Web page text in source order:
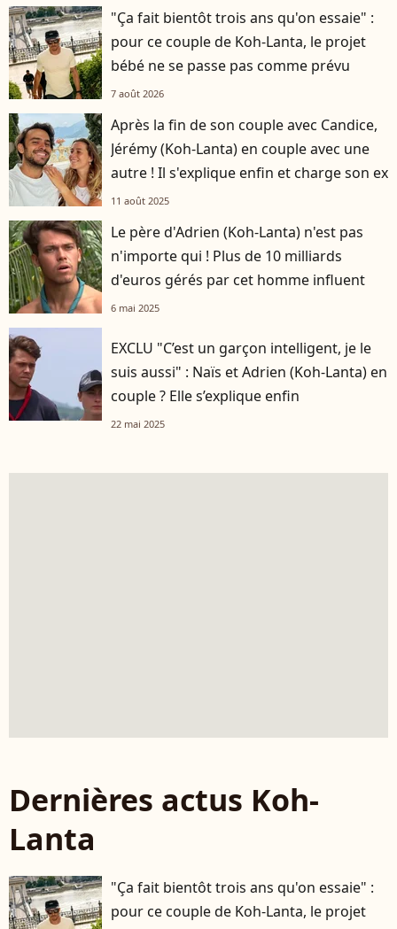
"Ça fait bientôt trois ans qu'on essaie" :
pour ce couple de Koh-Lanta, le projet
bébé ne se passe pas comme prévu
7 août 2026
Après la fin de son couple avec Candice,
Jérémy (Koh-Lanta) en couple avec une
autre ! Il s'explique enfin et charge son ex
11 août 2025
Le père d'Adrien (Koh-Lanta) n'est pas
n'importe qui ! Plus de 10 milliards
d'euros gérés par cet homme influent
6 mai 2025
EXCLU "C’est un garçon intelligent, je le
suis aussi" : Naïs et Adrien (Koh-Lanta) en
couple ? Elle s’explique enfin
22 mai 2025
Dernières actus Koh-
Lanta
"Ça fait bientôt trois ans qu'on essaie" :
pour ce couple de Koh-Lanta, le projet